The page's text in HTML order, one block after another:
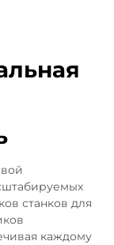
станков для
каждому